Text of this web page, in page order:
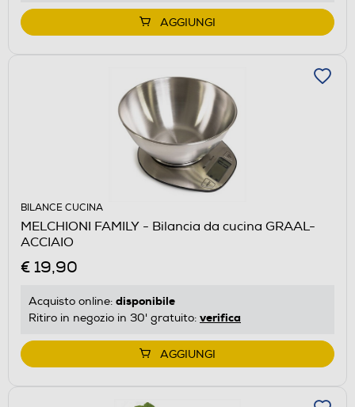
AGGIUNGI
BILANCE CUCINA
MELCHIONI FAMILY - Bilancia da cucina GRAAL-
ACCIAIO
€ 19,90
Acquisto online: disponibile
Ritiro in negozio in 30' gratuito: verifica
AGGIUNGI